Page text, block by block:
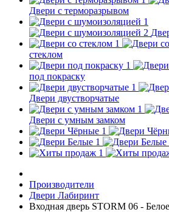
Двери с терморазрывом
стеклом
под покраску
Двери двустворчатые
Двери с умным замком
Производители
Двери Лабиринт
Входная дверь STORM 06 -